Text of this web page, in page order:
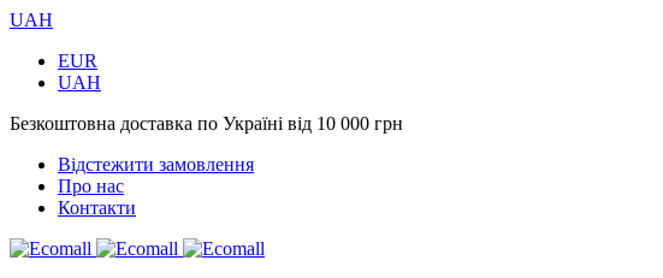
UAH
EUR
UAH
Безкоштовна доставка по Україні від 10 000 грн
Відстежити замовлення
Про нас
Контакти